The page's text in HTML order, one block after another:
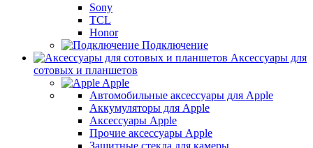
Sony
TCL
Honor
Подключение
Аксессуары для
сотовых и планшетов
Apple
Автомобильные аксессуары для Apple
Аккумуляторы для Apple
Аксессуары Apple
Прочие аксессуары Apple
Защитные стекла для камеры